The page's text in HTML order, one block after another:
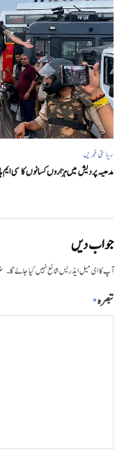
ریاستی خبریں
مدھیہ پردیش میں ہزاروں کسانوں کا سی
جواب دیں
آپ کا ای میل ایڈریس شائع نہیں کیا جائے گا۔
تبصرہ*